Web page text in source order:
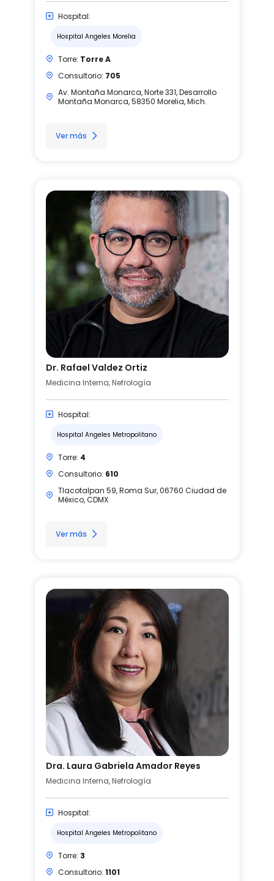
Hospital:
Hospital Angeles Morelia
Torre: Torre A
Consultorio: 705
Av. Montaña Monarca, Norte 331, Desarrollo
Montaña Monarca, 58350 Morelia, Mich.
Ver más
Dr. Rafael Valdez Ortiz
Medicina Interna, Nefrología
Hospital:
Hospital Angeles Metropolitano
Torre: 4
Consultorio: 610
Tlacotalpan 59, Roma Sur, 06760 Ciudad de
México, CDMX
Ver más
Dra. Laura Gabriela Amador Reyes
Medicina Interna, Nefrología
Hospital:
Hospital Angeles Metropolitano
Torre: 3
Consultorio: 1101